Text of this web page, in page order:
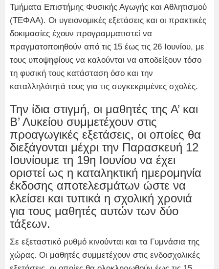
Τμήματα Επιστήμης Φυσικής Αγωγής και Αθλητισμού
(ΤΕΦΑΑ). Οι υγειονομικές εξετάσεις και οι πρακτικές
δοκιμασίες έχουν προγραμματιστεί να
πραγματοποιηθούν από τις 15 έως τις 26 Ιουνίου, με
τους υποψηφίους να καλούνται να αποδείξουν τόσο
τη φυσική τους κατάσταση όσο και την
καταλληλότητά τους για τις συγκεκριμένες σχολές.
Την ίδια στιγμή, οι μαθητές της Α’ και
Β’ Λυκείου συμμετέχουν στις
προαγωγικές εξετάσεις, οι οποίες θα
διεξάγονται μέχρι την Παρασκευή 12
Ιουνίουμε τη 19η Ιουνίου να έχει
οριστεί ως η καταληκτική ημερομηνία
έκδοσης αποτελεσμάτων ώστε να
κλείσει και τυπικά η σχολική χρονιά
για τους μαθητές αυτών των δύο
τάξεων.
Σε εξεταστικό ρυθμό κινούνται και τα Γυμνάσια της
χώρας. Οι μαθητές συμμετέχουν στις ενδοσχολικές